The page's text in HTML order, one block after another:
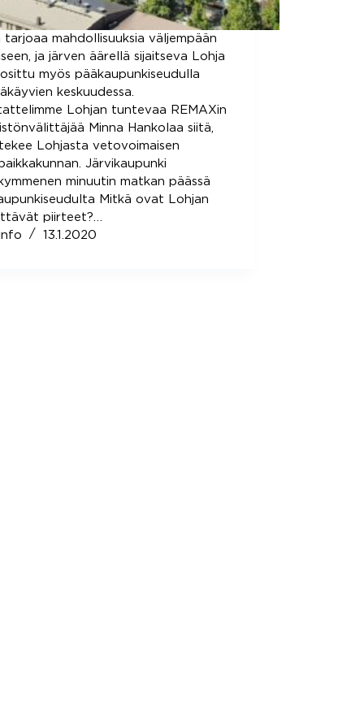
tarjoaa mahdollisuuksia väljempään
ja järven äärellä sijaitseva Lohja
myös pääkaupunkiseudulla
keskuudessa.
Lohjan tuntevaa REMAXin
Minna Hankolaa siitä,
Lohjasta vetovoimaisen
Järvikaupunki
minuutin matkan päässä
Mitkä ovat Lohjan
piirteet?…
13.1.2020